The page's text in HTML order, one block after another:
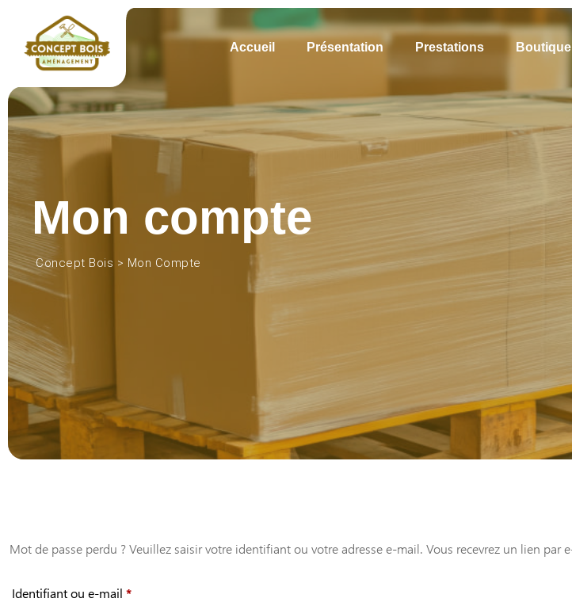
content
Accueil Présentation Prestations Boutique
Mon compte
Concept Bois > Mon Compte
Mot de passe perdu ? Veuillez saisir votre identifiant ou votre adresse e-mail. Vous recevrez un lien par
Identifiant ou e-mail *Obligatoire